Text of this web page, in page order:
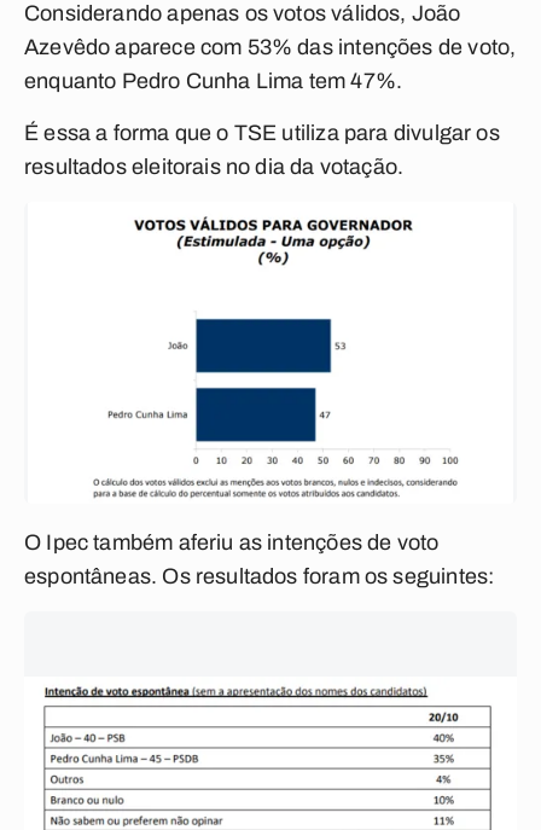
Considerando apenas os votos válidos, João
Azevêdo aparece com 53% das intenções de voto,
enquanto Pedro Cunha Lima tem 47%.
É essa a forma que o TSE utiliza para divulgar os
resultados eleitorais no dia da votação.
O Ipec também aferiu as intenções de voto
espontâneas. Os resultados foram os seguintes: